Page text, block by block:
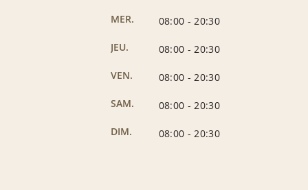
MER.
08:00 - 20:30
JEU.
08:00 - 20:30
VEN.
08:00 - 20:30
SAM.
08:00 - 20:30
DIM.
08:00 - 20:30